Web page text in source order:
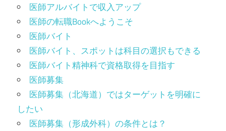
医師アルバイトで収入アップ
医師の転職Bookへようこそ
医師バイト
医師バイト、スポットは科目の選択もできる
医師バイト精神科で資格取得を目指す
医師募集
医師募集（北海道）ではターゲットを明確に
したい
医師募集（形成外科）の条件とは？